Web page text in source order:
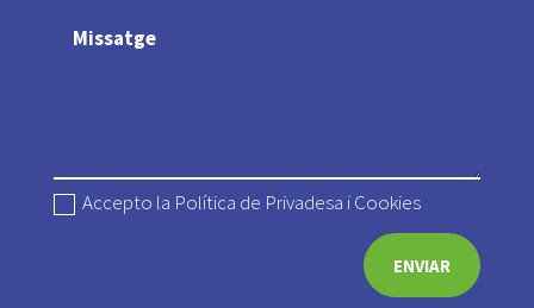
Accepto la Política de Privadesa i Cookies
ENVIAR